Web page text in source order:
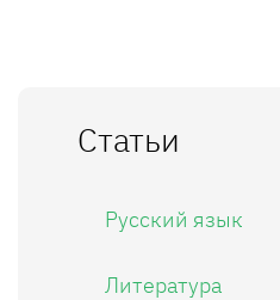
Статьи
Русский язык
Литература